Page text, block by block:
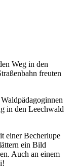
Weg in den
freuten
in den Leechwald
einer Becherlupe
ein Bild
Auch an einem